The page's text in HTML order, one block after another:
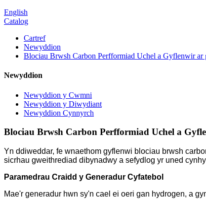
English
Catalog
Cartref
Newyddion
Blociau Brwsh Carbon Perfformiad Uchel a Gyflenwir
Newyddion
Newyddion y Cwmni
Newyddion y Diwydiant
Newyddion Cynnyrch
Blociau Brwsh Carbon Perfformiad Uchel a
Yn ddiweddar, fe wnaethom gyflenwi blociau brwsh
sicrhau gweithrediad dibynadwy a sefydlog yr uned
Paramedrau Craidd y Generadur Cyfatebol
Mae'r generadur hwn sy'n cael ei oeri gan hydrogen, a